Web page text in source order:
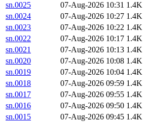
sn.0025
07-Aug-2026 10:31 1.4K
sn.0024
07-Aug-2026 10:27 1.4K
sn.0023
07-Aug-2026 10:22 1.4K
sn.0022
07-Aug-2026 10:17 1.4K
sn.0021
07-Aug-2026 10:13 1.4K
sn.0020
07-Aug-2026 10:08 1.4K
sn.0019
07-Aug-2026 10:04 1.4K
sn.0018
07-Aug-2026 09:59 1.4K
sn.0017
07-Aug-2026 09:55 1.4K
sn.0016
07-Aug-2026 09:50 1.4K
sn.0015
07-Aug-2026 09:45 1.4K